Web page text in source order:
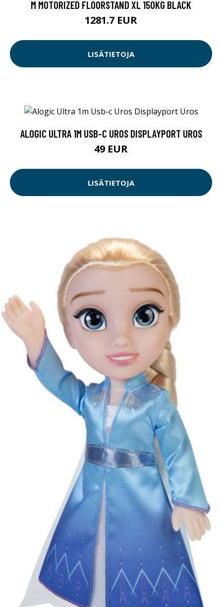
M MOTORIZED FLOORSTAND XL 150KG BLACK
1281.7 EUR
LISÄTIETOJA
ALOGIC ULTRA 1M USB-C UROS DISPLAYPORT UROS
49 EUR
LISÄTIETOJA